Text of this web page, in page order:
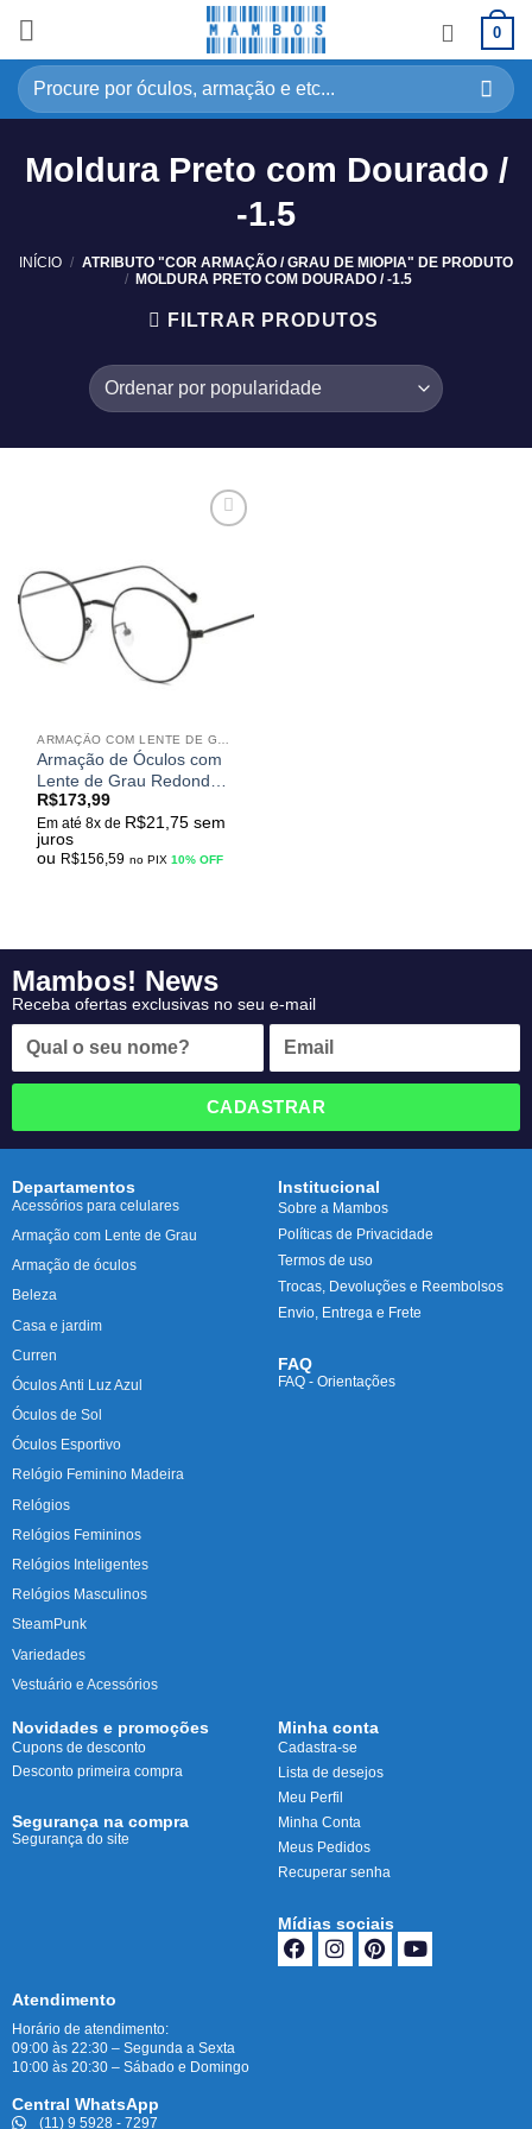
0
Moldura Preto com Dourado /
-1.5
INÍCIO / ATRIBUTO "COR ARMAÇÃO / GRAU DE MIOPIA" DE PRODUTO
/ MOLDURA PRETO COM DOURADO / -1.5
FILTRAR PRODUTOS
desejos
Armação de Óculos com
Lente de Grau Redondo
Retrô Unissex para
Miopia Leve a Moderada
R$173,99
Em até 8x de R$21,75 sem
juros
ou R$156,59 no PIX10% OFF
Mambos! News
Receba ofertas exclusivas no seu e-mail
CADASTRAR
Departamentos
Acessórios para celulares
Armação com Lente de Grau
Armação de óculos
Beleza
Casa e jardim
Curren
Óculos Anti Luz Azul
Óculos de Sol
Óculos Esportivo
Relógio Feminino Madeira
Relógios
Relógios Femininos
Relógios Inteligentes
Relógios Masculinos
SteamPunk
Variedades
Vestuário e Acessórios
Institucional
Sobre a Mambos
Políticas de Privacidade
Termos de uso
Trocas, Devoluções e Reembolsos
Envio, Entrega e Frete
FAQ
FAQ - Orientações
Novidades e promoções
Cupons de desconto
Desconto primeira compra
Segurança na compra
Segurança do site
Minha conta
Cadastra-se
Lista de desejos
Meu Perfil
Minha Conta
Meus Pedidos
Recuperar senha
Mídias sociais
Atendimento
Horário de atendimento:
09:00 às 22:30 – Segunda a Sexta
10:00 às 20:30 – Sábado e Domingo
Central WhatsApp
(11) 9 5928 - 7297